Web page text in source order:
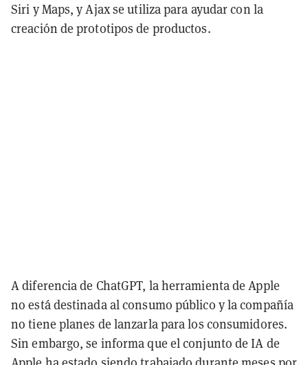
Siri y Maps, y Ajax se utiliza para ayudar con la
creación de prototipos de productos.
A diferencia de ChatGPT, la herramienta de Apple
no está destinada al consumo público y la compañía
no tiene planes de lanzarla para los consumidores.
Sin embargo, se informa que el conjunto de IA de